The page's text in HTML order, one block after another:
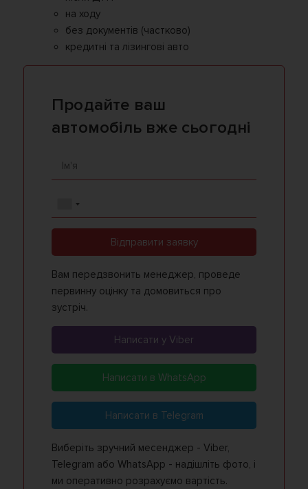
на ходу
без документів (частково)
кредитні та лізингові авто
Продайте ваш
автомобіль вже сьогодні
Відправити заявку
Вам передзвонить менеджер, проведе
первинну оцінку та домовиться про
зустріч.
Написати у Viber
Написати в WhatsApp
Написати в Telegram
Виберіть зручний месенджер - Viber,
Telegram або WhatsApp - надішліть фото, і
ми оперативно розрахуємо вартість.